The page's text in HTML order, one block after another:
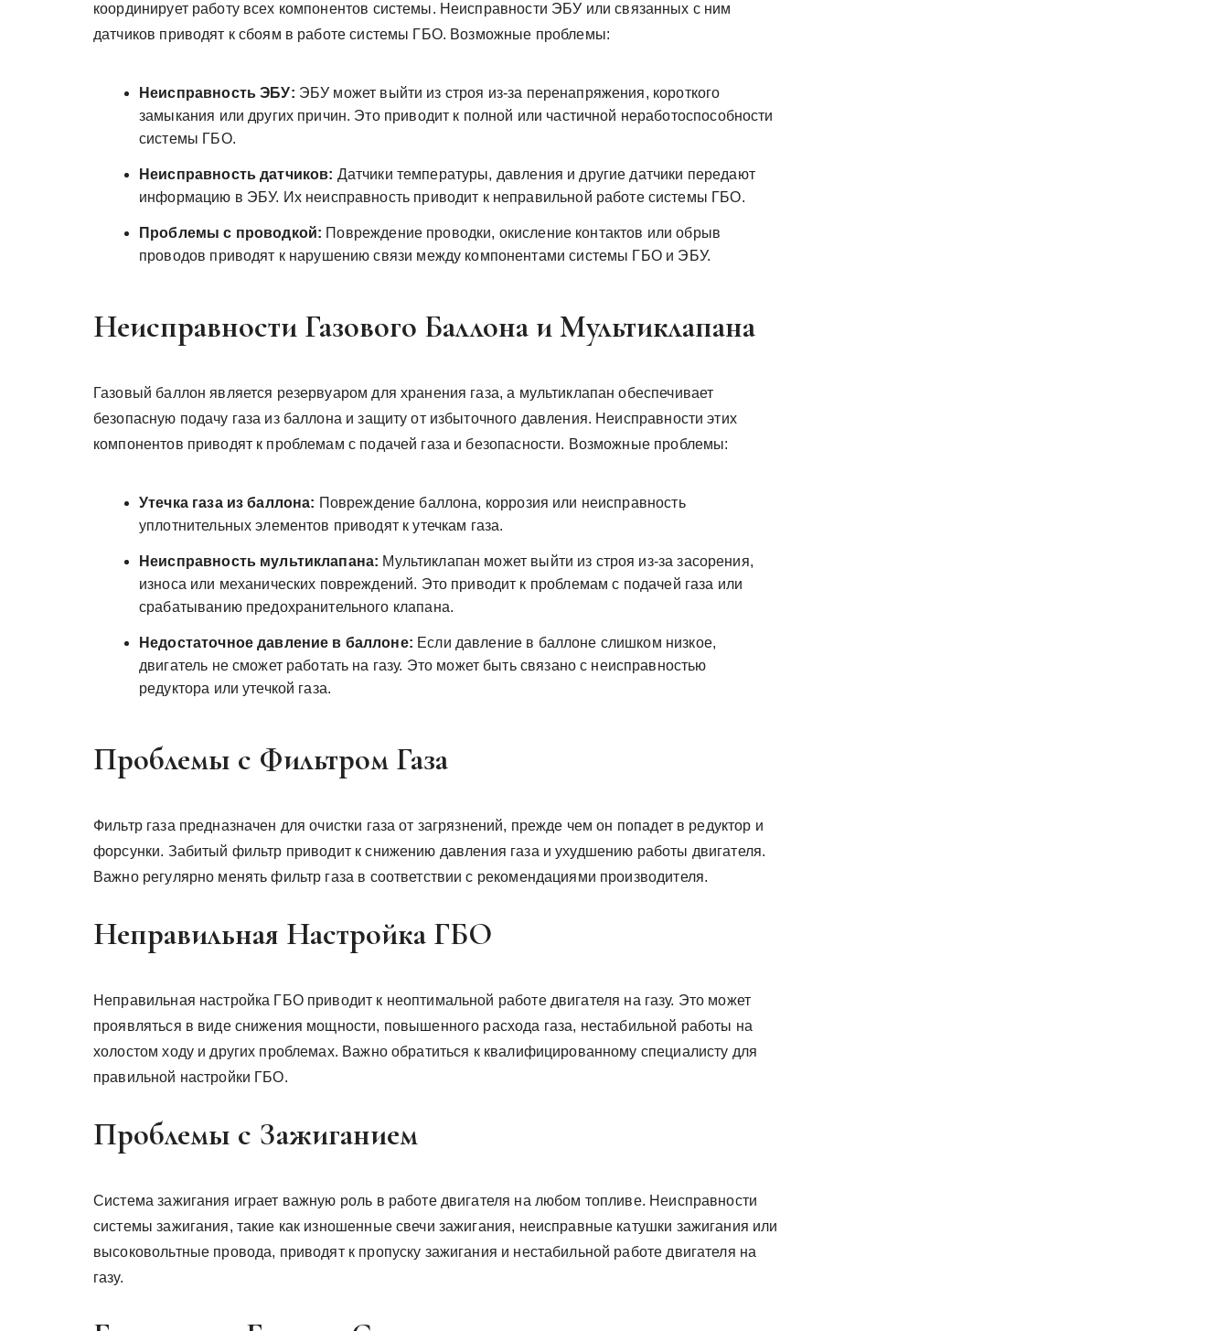
координирует работу всех компонентов системы. Неисправности ЭБУ или связанных с ним
датчиков приводят к сбоям в работе системы ГБО. Возможные проблемы:
Неисправность ЭБУ: ЭБУ может выйти из строя из-за перенапряжения, короткого
замыкания или других причин. Это приводит к полной или частичной неработоспособности
системы ГБО.
Неисправность датчиков: Датчики температуры, давления и другие датчики передают
информацию в ЭБУ. Их неисправность приводит к неправильной работе системы ГБО.
Проблемы с проводкой: Повреждение проводки, окисление контактов или обрыв
проводов приводят к нарушению связи между компонентами системы ГБО и ЭБУ.
Неисправности Газового Баллона и Мультиклапана
Газовый баллон является резервуаром для хранения газа, а мультиклапан обеспечивает
безопасную подачу газа из баллона и защиту от избыточного давления. Неисправности этих
компонентов приводят к проблемам с подачей газа и безопасности. Возможные проблемы:
Утечка газа из баллона: Повреждение баллона, коррозия или неисправность
уплотнительных элементов приводят к утечкам газа.
Неисправность мультиклапана: Мультиклапан может выйти из строя из-за засорения,
износа или механических повреждений. Это приводит к проблемам с подачей газа или
срабатыванию предохранительного клапана.
Недостаточное давление в баллоне: Если давление в баллоне слишком низкое,
двигатель не сможет работать на газу. Это может быть связано с неисправностью
редуктора или утечкой газа.
Проблемы с Фильтром Газа
Фильтр газа предназначен для очистки газа от загрязнений, прежде чем он попадет в редуктор и
форсунки. Забитый фильтр приводит к снижению давления газа и ухудшению работы двигателя.
Важно регулярно менять фильтр газа в соответствии с рекомендациями производителя.
Неправильная Настройка ГБО
Неправильная настройка ГБО приводит к неоптимальной работе двигателя на газу. Это может
проявляться в виде снижения мощности, повышенного расхода газа, нестабильной работы на
холостом ходу и других проблемах. Важно обратиться к квалифицированному специалисту для
правильной настройки ГБО.
Проблемы с Зажиганием
Система зажигания играет важную роль в работе двигателя на любом топливе. Неисправности
системы зажигания, такие как изношенные свечи зажигания, неисправные катушки зажигания или
высоковольтные провода, приводят к пропуску зажигания и нестабильной работе двигателя на
газу.